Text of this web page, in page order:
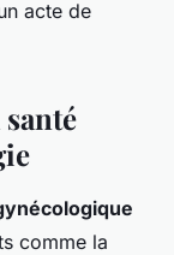
acte de
comme la